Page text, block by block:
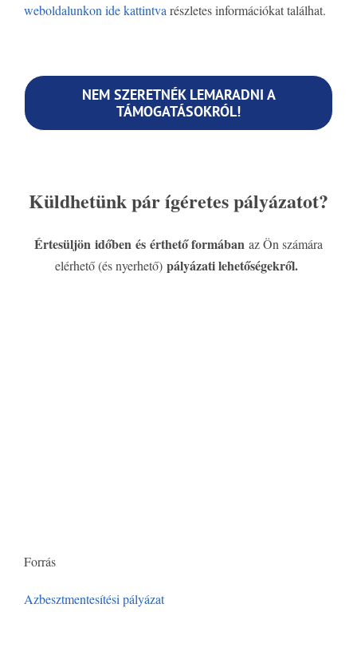
weboldalunkon ide kattintva részletes információkat találhat.
NEM SZERETNÉK LEMARADNI A
TÁMOGATÁSOKRÓL!
Küldhetünk pár ígéretes pályázatot?
Értesüljön időben és érthető formában az Ön számára
elérhető (és nyerhető) pályázati lehetőségekről.
Forrás
Azbesztmentesítési pályázat